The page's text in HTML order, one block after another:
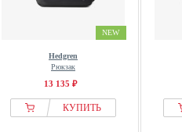
NEW
Hedgren
Рюкзак
13 135 ₽
КУПИТЬ